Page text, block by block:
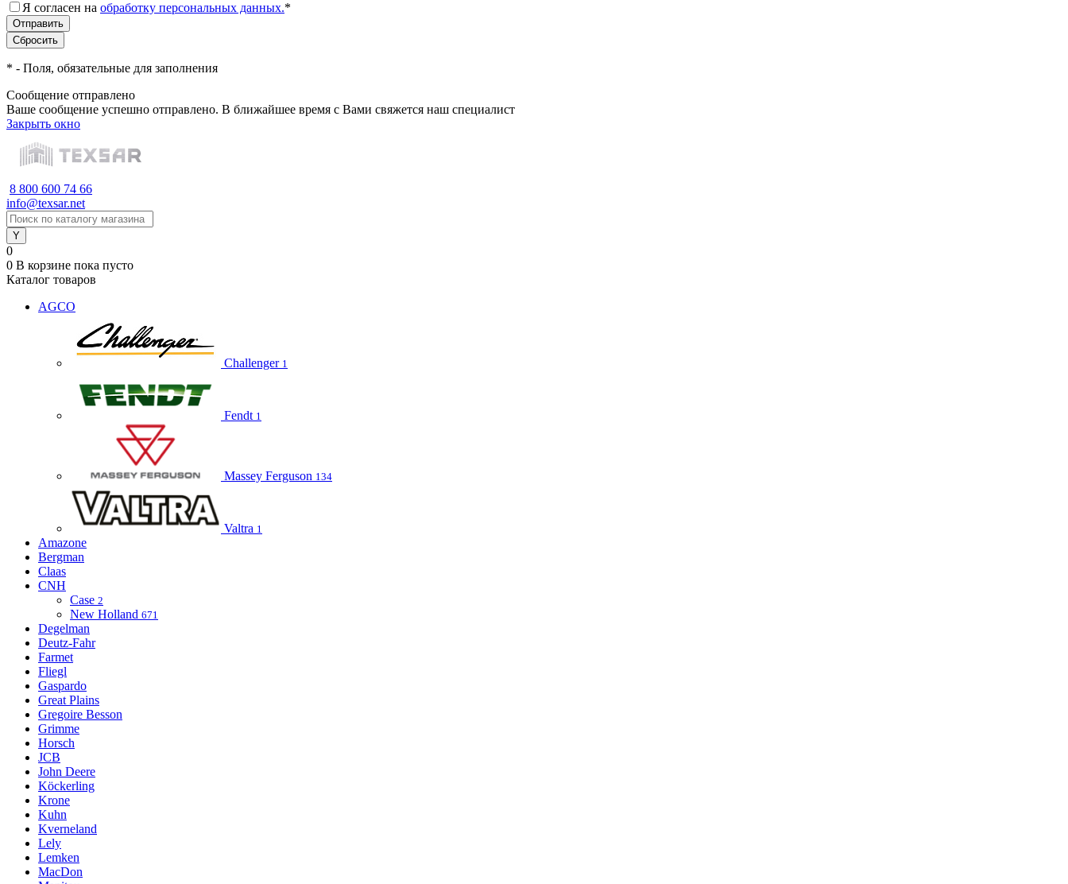
Я согласен на обработку персональных данных.*
* - Поля, обязательные для заполнения
Сообщение отправлено
Ваше сообщение успешно отправлено. В ближайшее время с Вами свяжется наш специалист
Закрыть окно
8 800 600 74 66
info@texsar.net
0
0 В корзине пока пусто
Каталог товаров
AGCO
Challenger 1
Fendt 1
Massey Ferguson 134
Valtra 1
Amazone
Bergman
Claas
CNH
Case 2
New Holland 671
Degelman
Deutz-Fahr
Farmet
Fliegl
Gaspardo
Great Plains
Gregoire Besson
Grimme
Horsch
JCB
John Deere
Köckerling
Krone
Kuhn
Kverneland
Lely
Lemken
MacDon